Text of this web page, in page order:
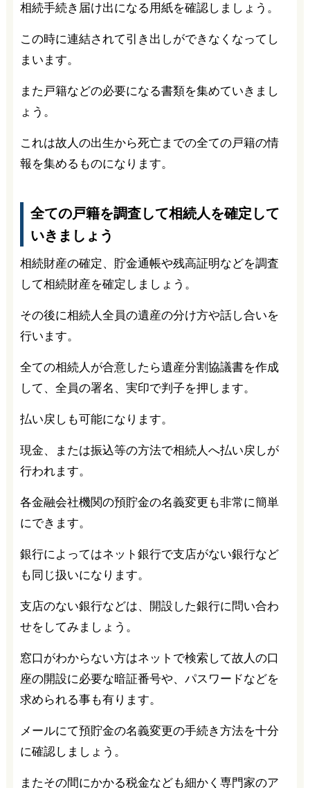
相続手続き届け出になる用紙を確認しましょう。
この時に連結されて引き出しができなくなってし
まいます。
また戸籍などの必要になる書類を集めていきまし
ょう。
これは故人の出生から死亡までの全ての戸籍の情
報を集めるものになります。
全ての戸籍を調査して相続人を確定して
いきましょう
相続財産の確定、貯金通帳や残高証明などを調査
して相続財産を確定しましょう。
その後に相続人全員の遺産の分け方や話し合いを
行います。
全ての相続人が合意したら遺産分割協議書を作成
して、全員の署名、実印で判子を押します。
払い戻しも可能になります。
現金、または振込等の方法で相続人へ払い戻しが
行われます。
各金融会社機関の預貯金の名義変更も非常に簡単
にできます。
銀行によってはネット銀行で支店がない銀行など
も同じ扱いになります。
支店のない銀行などは、開設した銀行に問い合わ
せをしてみましょう。
窓口がわからない方はネットで検索して故人の口
座の開設に必要な暗証番号や、パスワードなどを
求められる事も有ります。
メールにて預貯金の名義変更の手続き方法を十分
に確認しましょう。
またその間にかかる税金なども細かく専門家のア